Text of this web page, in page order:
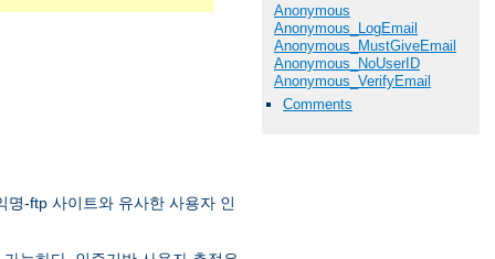
-ftp 사이트와 유사한 사용자 인
Anonymous
Anonymous_LogEmail
Anonymous_MustGiveEmail
Anonymous_NoUserID
Anonymous_VerifyEmail
Comments